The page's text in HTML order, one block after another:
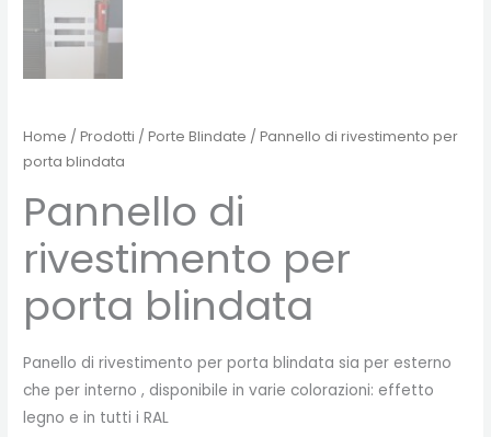
Home /Prodotti /Porte Blindate / Pannello di rivestimento per
porta blindata
Pannello di
rivestimento per
porta blindata
Panello di rivestimento per porta blindata sia per esterno
che per interno , disponibile in varie colorazioni: effetto
legno e in tutti i RAL